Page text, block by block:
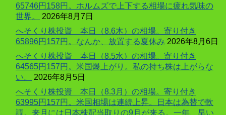
65746円158円。ホルムズで上下する相場に疲れ気味の
世界。
2026年8月7日
へそくり株投資 本日（8.6木）の相場。寄り付き
65896円157円。なんか、放置する夏休み 2026年8月6日
へそくり株投資 本日（8.5水）の相場。寄り付き
64565円157円。米国爆上がり。私の持ち株は上がらな
い。
2026年8月5日
へそくり株投資 本日（8.3月）の相場。寄り付き
63995円157円。米国相場は連続上昇。日本は為替で軟
調。来月には日本株配当取りの9月が来る。一年、早い